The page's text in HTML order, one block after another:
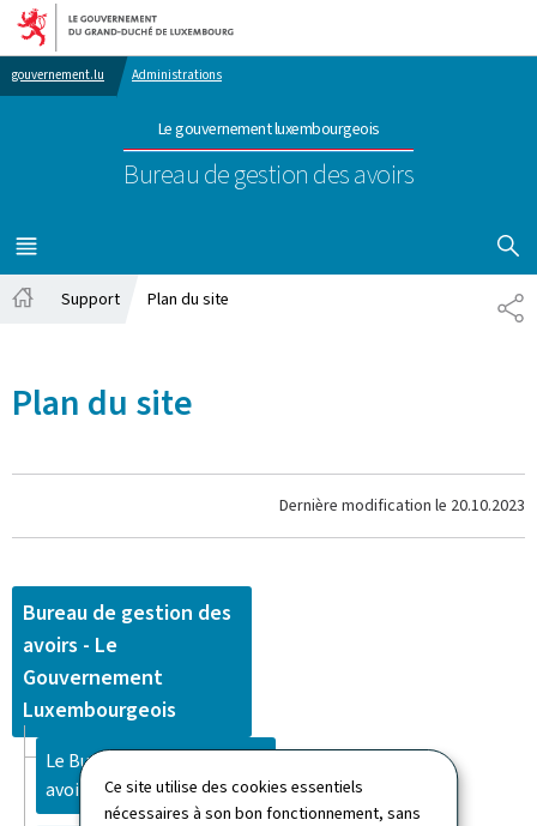
Ce site utilise des cookies essentiels
nécessaires à son bon fonctionnement, sans
Aller au menu principal
Aller au contenu
gouvernement.lu Administrations
Le gouvernement luxembourgeois
Bureau de gestion des avoirs
MENU
PRINCIPAL
Support Plan du site
Plan du site
Dernière modification le 20.10.2023
Bureau de gestion des
avoirs - Le
Gouvernement
Luxembourgeois
Le Bureau de gestion des
avoirs saisis et confisqués